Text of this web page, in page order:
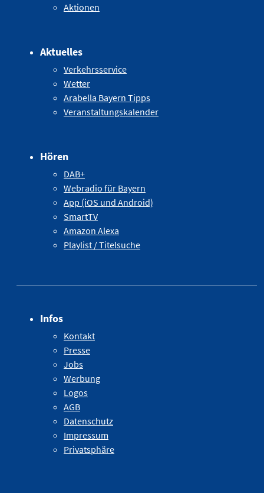
Aktionen
Aktuelles
Verkehrsservice
Wetter
Arabella Bayern Tipps
Veranstaltungskalender
Hören
DAB+
Webradio für Bayern
App (iOS und Android)
SmartTV
Amazon Alexa
Playlist / Titelsuche
Infos
Kontakt
Presse
Jobs
Werbung
Logos
AGB
Datenschutz
Impressum
Privatsphäre